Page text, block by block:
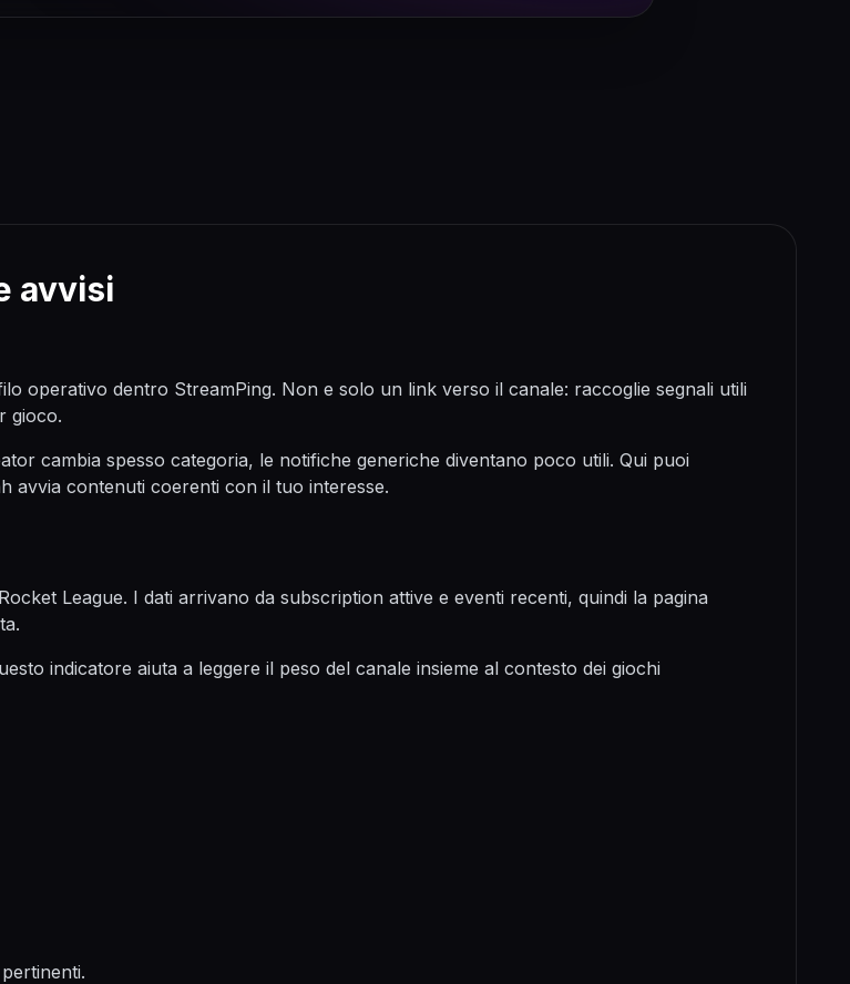
avvisi
operativo dentro StreamPing. Non e solo un link verso il canale: raccoglie segnali utili
gioco.
cambia spesso categoria, le notifiche generiche diventano poco utili. Qui puoi
avvia contenuti coerenti con il tuo interesse.
League. I dati arrivano da subscription attive e eventi recenti, quindi la pagina
indicatore aiuta a leggere il peso del canale insieme al contesto dei giochi